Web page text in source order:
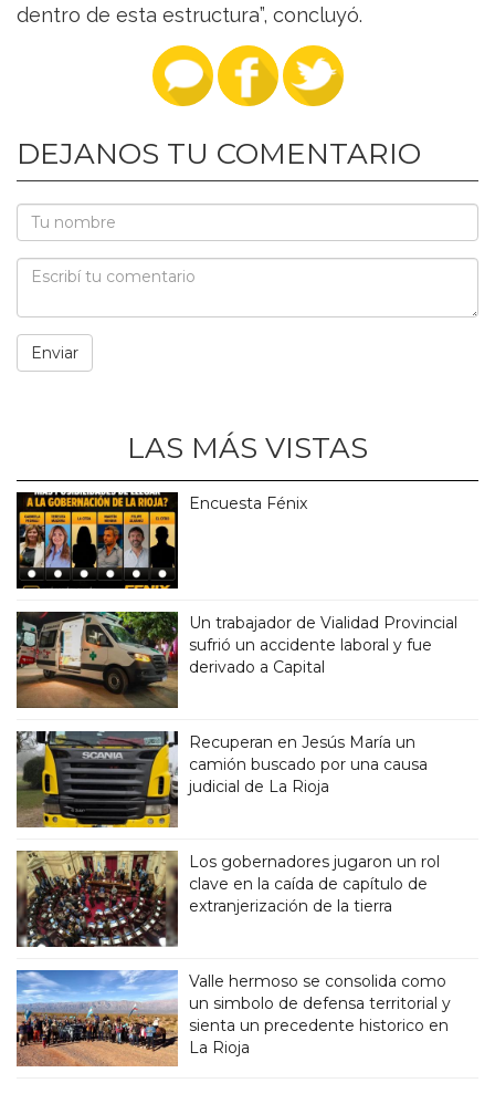
dentro de esta estructura”, concluyó.
DEJANOS TU COMENTARIO
LAS MÁS VISTAS
Encuesta Fénix
Un trabajador de Vialidad Provincial
sufrió un accidente laboral y fue
derivado a Capital
Recuperan en Jesús María un
camión buscado por una causa
judicial de La Rioja
Los gobernadores jugaron un rol
clave en la caída de capítulo de
extranjerización de la tierra
Valle hermoso se consolida como
un simbolo de defensa territorial y
sienta un precedente historico en
La Rioja